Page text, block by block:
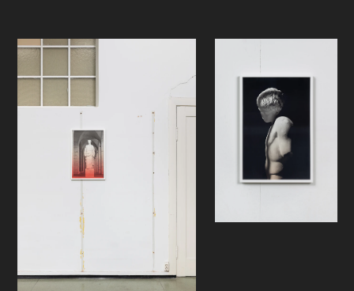
aktualiseres gjennom pigmenter på
- -
Med overskriften "RIKDOM - makt,
mangfold og kontraster" skal
fotofestivalen
samle norsk og internasjonalt
fotografi på det ærverdige Gamle
biblioteket på Hammersborg.